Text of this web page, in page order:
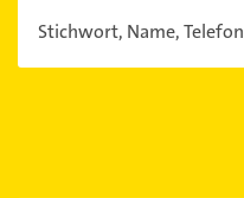
Stichwort, Name, Telefon